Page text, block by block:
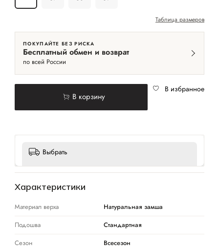
Таблица размеров
ПОКУПАЙТЕ БЕЗ РИСКА
Бесплатный обмен и возврат
по всей России
В корзину
В избранное
Выбрать
Характеристики
Материал верха
Натуральная замша
Подошва
Стандартная
Сезон
Всесезон